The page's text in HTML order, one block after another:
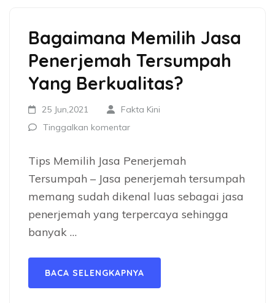
Bagaimana Memilih Jasa
Penerjemah Tersumpah
Yang Berkualitas?
25 Jun,2021
Fakta Kini
Tinggalkan komentar
Tips Memilih Jasa Penerjemah
Tersumpah – Jasa penerjemah tersumpah
memang sudah dikenal luas sebagai jasa
penerjemah yang terpercaya sehingga
banyak …
BACA SELENGKAPNYA